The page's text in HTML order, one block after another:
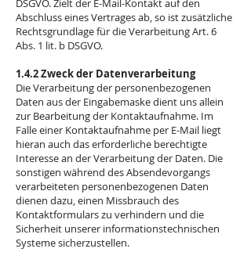
DSGVO. Zielt der E-Mail-Kontakt auf den
Abschluss eines Vertrages ab, so ist zusätzliche
Rechtsgrundlage für die Verarbeitung Art. 6
Abs. 1 lit. b DSGVO.
1.4.2 Zweck der Datenverarbeitung
Die Verarbeitung der personenbezogenen
Daten aus der Eingabemaske dient uns allein
zur Bearbeitung der Kontaktaufnahme. Im
Falle einer Kontaktaufnahme per E-Mail liegt
hieran auch das erforderliche berechtigte
Interesse an der Verarbeitung der Daten. Die
sonstigen während des Absendevorgangs
verarbeiteten personenbezogenen Daten
dienen dazu, einen Missbrauch des
Kontaktformulars zu verhindern und die
Sicherheit unserer informationstechnischen
Systeme sicherzustellen.